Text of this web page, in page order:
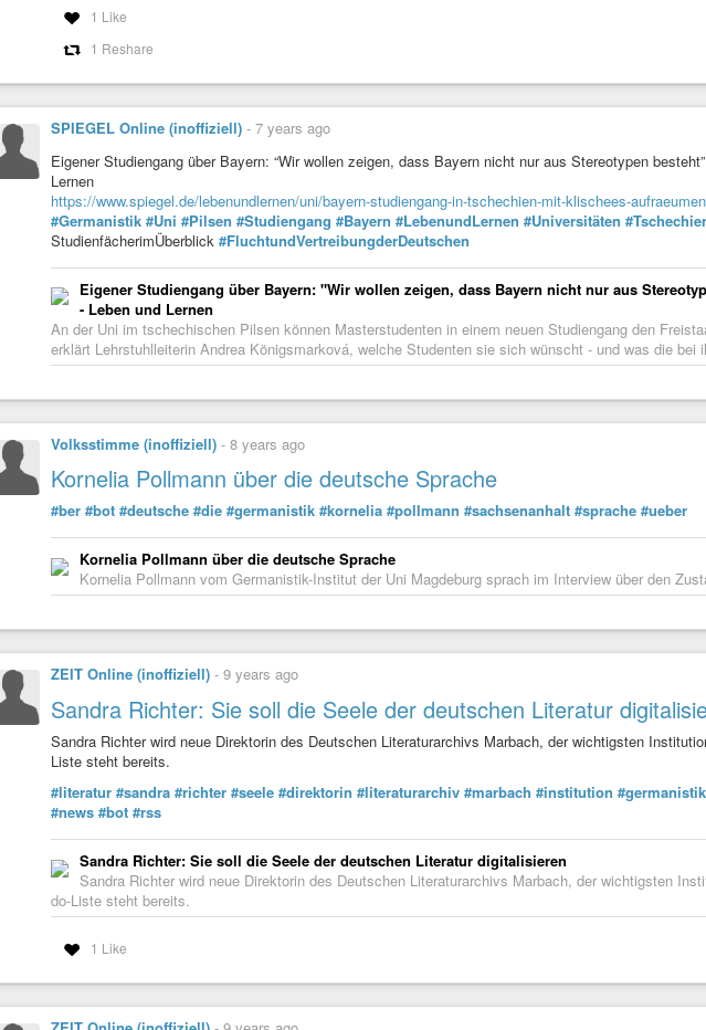
1 Like
1 Reshare
SPIEGEL Online (inoffiziell) - 7 years ago
Eigener Studiengang über Bayern: “Wir wollen zeigen, dass Bayern nicht nur aus Stereotypen
Lernen
https://www.spiegel.de/lebenundlernen/uni/bayern-studiengang-in-tschechien-mit-klischees-
#Germanistik #Uni #Pilsen #Studiengang #Bayern #LebenundLernen #Universitäten
StudienfächerimÜberblick #FluchtundVertreibungderDeutschen
Eigener Studiengang über Bayern: "Wir wollen zeigen, dass Bayern nicht nur aus
- Leben und Lernen
An der Uni im tschechischen Pilsen können Masterstudenten in einem neuen Studiengang den
erklärt Lehrstuhlleiterin Andrea Königsmarková, welche Studenten sie sich wünscht - und was die bei
Volksstimme (inoffiziell) - 8 years ago
Kornelia Pollmann über die deutsche Sprache
#ber #bot #deutsche #die #germanistik #kornelia #pollmann #sachsenanhalt #sprache #ueber
Kornelia Pollmann über die deutsche Sprache
Kornelia Pollmann vom Germanistik-Institut der Uni Magdeburg sprach im Interview über den
ZEIT Online (inoffiziell) - 9 years ago
Sandra Richter: Sie soll die Seele der deutschen Literatur
Sandra Richter wird neue Direktorin des Deutschen Literaturarchivs Marbach, der wichtigsten
Liste steht bereits.
#literatur #sandra #richter #seele #direktorin #literaturarchiv #marbach #institution #germanistik
#news #bot #rss
Sandra Richter: Sie soll die Seele der deutschen Literatur digitalisieren
Sandra Richter wird neue Direktorin des Deutschen Literaturarchivs Marbach, der wichtigsten
do-Liste steht bereits.
1 Like